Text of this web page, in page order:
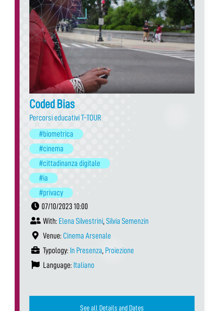
Coded Bias
Percorsi educativi T-TOUR
#biometrica
#cinema
#cittadinanza digitale
#ia
#privacy
07/10/2023 10:00
With: Elena Silvestrini, Silvia Semenzin
Venue: Cinema Arsenale
Typology: In Presenza, Proiezione
Language: Italiano
See all Details and Dates